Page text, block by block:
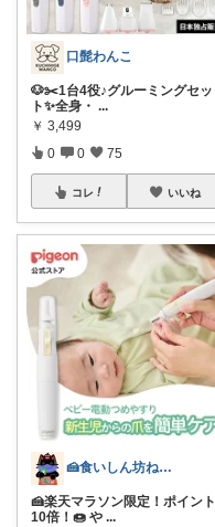
口髭わんこ
🐶✂️1台4役♪グルーミングセッ
ト✨全身・ ...
￥ 3,499
0 0 75
コレ いいね
🍰食いしん坊ねっこ🍩毎日タロット占い
🍰楽天マラソン限定！ポイント
10倍！🍩 や ...